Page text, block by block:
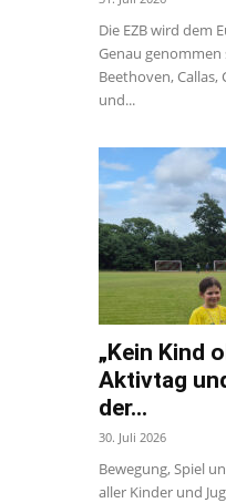
Die EZB wird dem
Genau genommen
Beethoven, Callas,
und...
„Kein Kind
Aktivtag
der...
30. Juli 2026
Bewegung, Spiel
aller Kinder und